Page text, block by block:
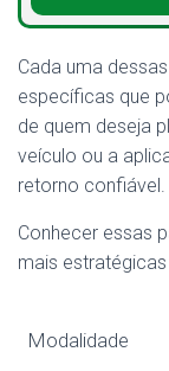
Cada uma
específicas que
de quem deseja
veículo ou a
retorno confiável.
Conhecer essas
mais
Modalidade